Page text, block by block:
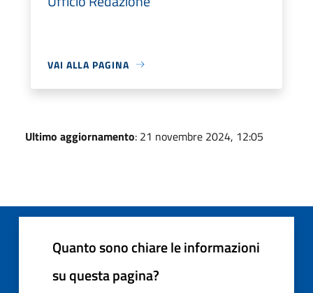
VAI ALLA PAGINA
Ultimo aggiornamento: 21 novembre 2024, 12:05
Quanto sono chiare le informazioni
su questa pagina?